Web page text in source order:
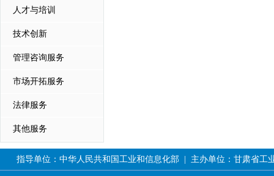
人才与培训
技术创新
管理咨询服务
市场开拓服务
法律服务
其他服务
指导单位：中华人民共和国工业和信息化部 | 主办单位：甘肃省